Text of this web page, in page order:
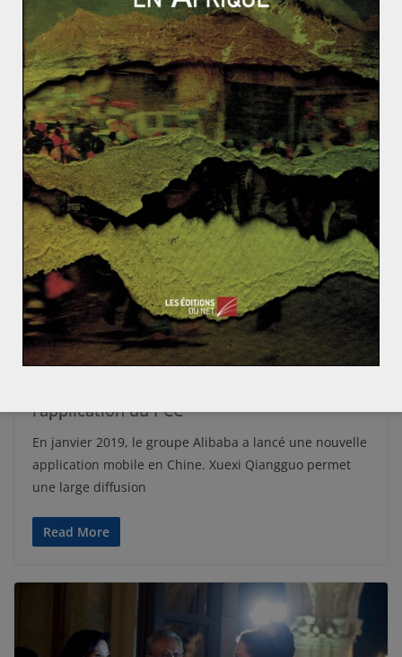
Read More
ACTUALITÉS ASIE ET OCÉANIE CHINE
27 février 2019 0 Comments
l’application du PCC
En janvier 2019, le groupe Alibaba a lancé une nouvelle
application mobile en Chine. Xuexi Qiangguo permet
une large diffusion
Read More